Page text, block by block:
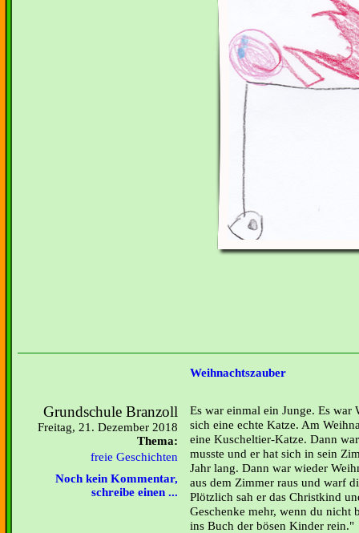
Weihnachtszauber
Grundschule Branzoll
Freitag, 21. Dezember 2018
Thema:
freie Geschichten
Noch kein Kommentar,
schreibe einen ...
Es war einmal ein Junge. Es war
sich eine echte Katze. Am
eine Kuscheltier-Katze. Dann
musste und er hat sich in sein
Jahr lang. Dann war wieder
aus dem Zimmer raus und warf
Plötzlich sah er das Christkind
Geschenke mehr, wenn du nicht
ins Buch der bösen Kinder rein."